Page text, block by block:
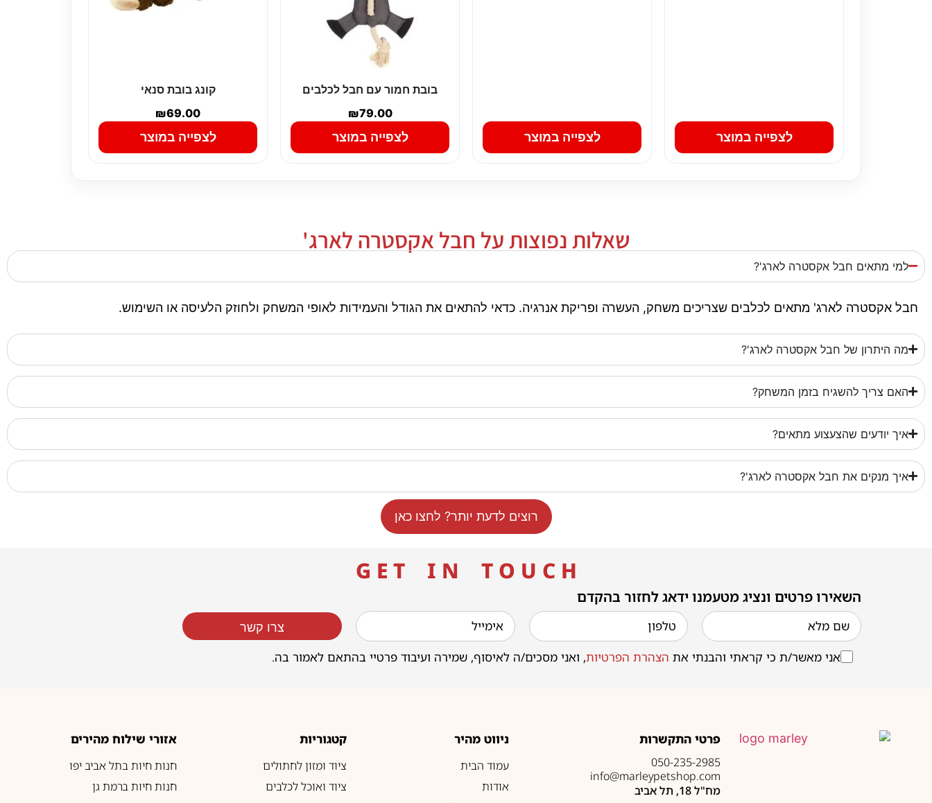
לצפייה במוצר לצפייה במוצר
בובת חמור עם חבל לכלבים
₪79.00
לצפייה במוצר
קונג בובת סנאי
₪69.00
לצפייה במוצר
שאלות נפוצות על חבל אקסטרה לארג'
למי מתאים חבל אקסטרה לארג'?
חבל אקסטרה לארג' מתאים לכלבים שצריכים משחק, העשרה ופריקת אנרגיה. כדאי להתאים את הגודל והעמידות לאופי המשחק ולחוזק הלעיסה או השימוש.
מה היתרון של חבל אקסטרה לארג'?
האם צריך להשגיח בזמן המשחק?
איך יודעים שהצעצוע מתאים?
איך מנקים את חבל אקסטרה לארג'?
רוצים לדעת יותר? לחצו כאן
G E T I N T O U C H
השאירו פרטים ונציג מטעמנו ידאג לחזור בהקדם
אני מאשר/ת כי קראתי והבנתי את הצהרת הפרטיות, ואני מסכים/ה לאיסוף, שמירה ועיבוד פרטיי בהתאם לאמור בה.
צרו קשר
פרטי התקשרות
050-235-2985
info@marleypetshop.com
מח"ל 18, תל אביב
ניווט מהיר
עמוד הבית
אודות
קטגוריות
ציוד ומזון לחתולים
ציוד ואוכל לכלבים
אזורי שילוח מהירים
חנות חיות בתל אביב יפו
חנות חיות ברמת גן